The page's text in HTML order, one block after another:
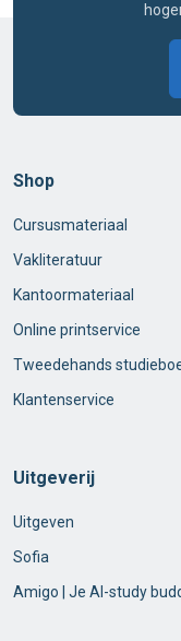
Shop
Cursusmateriaal
Vakliteratuur
Kantoormateriaal
Online printservice
Tweedehands
Klantenservice
Uitgeverij
Uitgeven
Sofia
Amigo | Je AI-study